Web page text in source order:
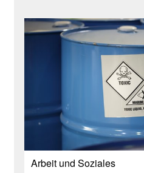
Ar­beit und So­zia­les